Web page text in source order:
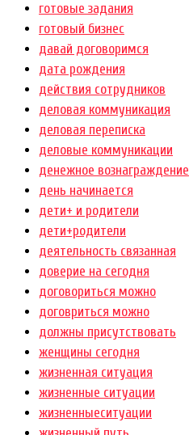
готовые задания
готовый бизнес
давай договоримся
дата рождения
действия сотрудников
деловая коммуникация
деловая переписка
деловые коммуникации
денежное вознаграждение
день начинается
дети+ и родители
дети+родители
деятельность связанная
доверие на сегодня
договориться можно
договриться можно
должны присутствовать
женщины сегодня
жизненная ситуация
жизненные ситуации
жизненныеситуации